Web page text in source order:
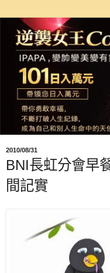
2010/08/31
BNI長虹分會早
間記實